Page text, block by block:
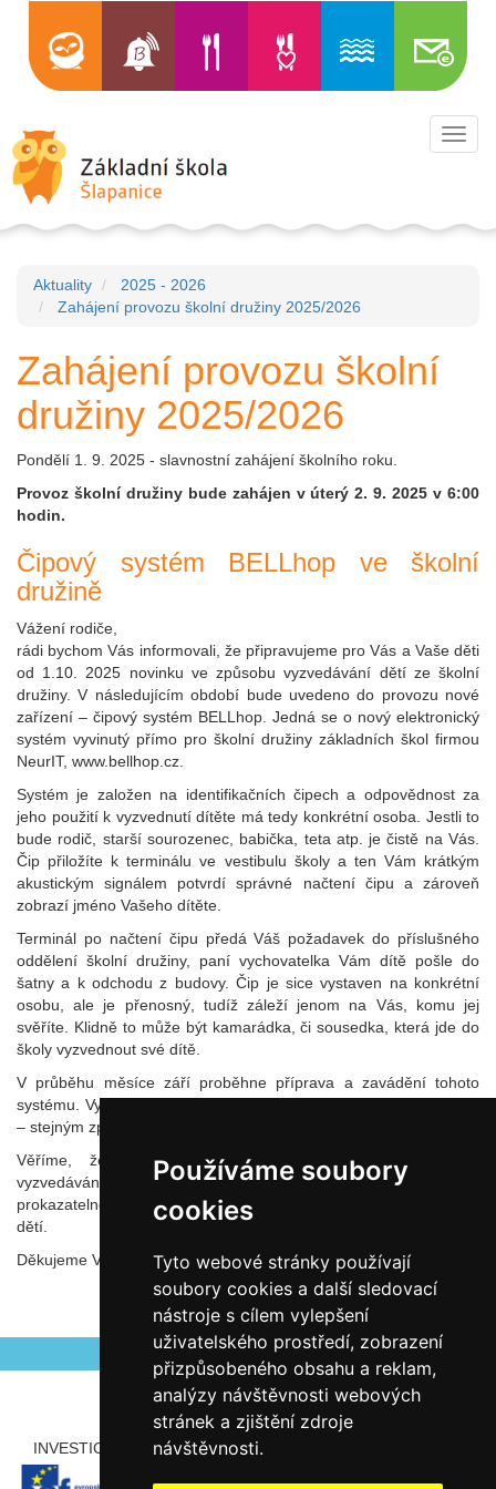
Používáme soubory
cookies
Tyto webové stránky používají
soubory cookies a další sledovací
nástroje s cílem vylepšení
uživatelského prostředí, zobrazení
přizpůsobeného obsahu a reklam,
analýzy návštěvnosti webových
stránek a zjištění zdroje
návštěvnosti.
Aktuality
2025 - 2026
Zahájení provozu školní družiny 2025/2026
Zahájení provozu školní
družiny 2025/2026
Pondělí 1. 9. 2025 - slavnostní zahájení školního roku.
Provoz školní družiny bude zahájen v úterý 2. 9. 2025 v 6:00
hodin.
Čipový systém BELLhop ve školní
družině
Vážení rodiče,
rádi bychom Vás informovali, že připravujeme pro Vás a Vaše děti
od 1.10. 2025 novinku ve způsobu vyzvedávání dětí ze školní
družiny. V následujícím období bude uvedeno do provozu nové
zařízení – čipový systém BELLhop. Jedná se o nový elektronický
systém vyvinutý přímo pro školní družiny základních škol firmou
NeurIT, www.bellhop.cz.
Systém je založen na identifikačních čipech a odpovědnost za
jeho použití k vyzvednutí dítěte má tedy konkrétní osoba. Jestli to
bude rodič, starší sourozenec, babička, teta atp. je čistě na Vás.
Čip přiložíte k terminálu ve vestibulu školy a ten Vám krátkým
akustickým signálem potvrdí správné načtení čipu a zároveň
zobrazí jméno Vašeho dítěte.
Terminál po načtení čipu předá Váš požadavek do příslušného
oddělení školní družiny, paní vychovatelka Vám dítě pošle do
šatny a k odchodu z budovy. Čip je sice vystaven na konkrétní
osobu, ale je přenosný, tudíž záleží jenom na Vás, komu jej
svěříte. Klidně to může být kamarádka, či sousedka, která jde do
školy vyzvednout své dítě.
V průběhu měsíce září proběhne příprava a zavádění tohoto
systému. Vyzvedávání dětí bude do té doby probíhat beze změn
– stejným způsobem, jak jste zvyklí.
Věříme, že nový systém významně usnadní organizaci
vyzvedávání, zvýší bezpečnost dětí a zajistí lepší přehled a
prokazatelnost. Jeho cílem je přispět ke spokojenosti Vás i Vašich
dětí.
Děkujeme Vám za spolupráci a vstřícnost.
Autor Ivan Hostaša Zveřejněno 22.08.2025
INVESTICE ROZVOJE DO VZDĚLÁVÁNÍ